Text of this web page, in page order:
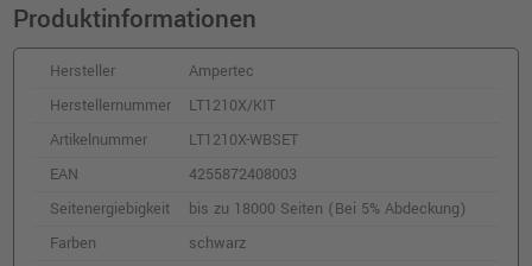
Produktinformationen
Hersteller
Ampertec
Herstellernummer
LT1210X/KIT
Artikelnummer
LT1210X-WBSET
EAN
4255872408003
Seitenergiebigkeit
bis zu 18000 Seiten (Bei 5% Abdeckung)
Farben
schwarz